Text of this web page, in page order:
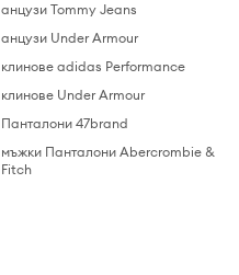
анцузи Tommy Jeans
анцузи Under Armour
клинове adidas Performance
клинове Under Armour
Панталони 47brand
мъжки Панталони Abercrombie &
Fitch